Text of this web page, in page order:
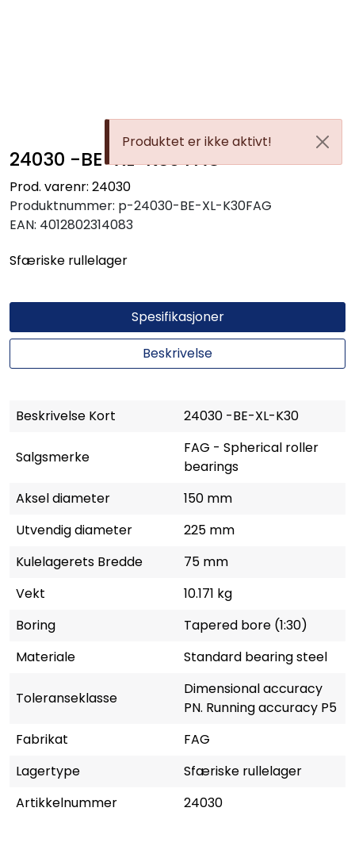
Produktet er ikke aktivt!
24030 -BE-XL-K30 FAG
Prod. varenr: 24030
Produktnummer: p-24030-BE-XL-K30FAG
EAN: 4012802314083
Sfæriske rullelager
Spesifikasjoner
Beskrivelse
Beskrivelse Kort 24030 -BE-XL-K30
Salgsmerke
FAG - Spherical roller
bearings
Aksel diameter
150 mm
Utvendig diameter
225 mm
Kulelagerets Bredde
75 mm
Vekt
10.171 kg
Boring
Tapered bore (1:30)
Materiale
Standard bearing steel
Toleranseklasse
Dimensional accuracy
PN. Running accuracy P5
Fabrikat
FAG
Lagertype
Sfæriske rullelager
Artikkelnummer
24030
Skyvedørsbeslag
Alle kategorier
Dokumentarkiv
Kontakt oss